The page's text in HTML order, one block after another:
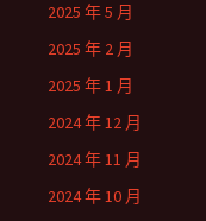
2025 年 5 月
2025 年 2 月
2025 年 1 月
2024 年 12 月
2024 年 11 月
2024 年 10 月